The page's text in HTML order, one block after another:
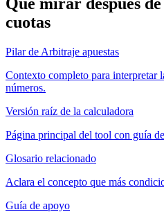
cuotas
Pilar de Arbitraje apuestas
Contexto completo para interpretar
números.
Versión raíz de la calculadora
Página principal del tool con guía
Glosario relacionado
Aclara el concepto que más
Guía de apoyo